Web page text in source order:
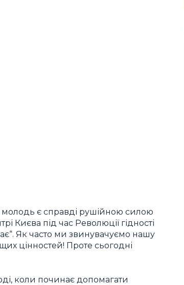
є справді рушійною силою
Києва під час Революції гідності
Як часто ми звинувачуємо нашу
цінностей! Проте сьогодні
коли починає допомагати